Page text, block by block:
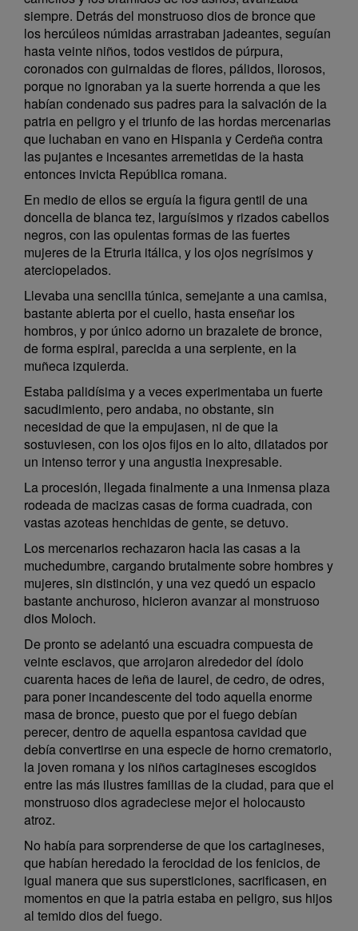
siempre. Detrás del monstruoso dios de bronce que
los hercúleos númidas arrastraban jadeantes, seguían
hasta veinte niños, todos vestidos de púrpura,
coronados con guirnaldas de flores, pálidos, llorosos,
porque no ignoraban ya la suerte horrenda a que les
habían condenado sus padres para la salvación de la
patria en peligro y el triunfo de las hordas mercenarias
que luchaban en vano en Hispania y Cerdeña contra
las pujantes e incesantes arremetidas de la hasta
entonces invicta República romana.
En medio de ellos se erguía la figura gentil de una
doncella de blanca tez, larguísimos y rizados cabellos
negros, con las opulentas formas de las fuertes
mujeres de la Etruria itálica, y los ojos negrísimos y
aterciopelados.
Llevaba una sencilla túnica, semejante a una camisa,
bastante abierta por el cuello, hasta enseñar los
hombros, y por único adorno un brazalete de bronce,
de forma espiral, parecida a una serpiente, en la
muñeca izquierda.
Estaba palidísima y a veces experimentaba un fuerte
sacudimiento, pero andaba, no obstante, sin
necesidad de que la empujasen, ni de que la
sostuviesen, con los ojos fijos en lo alto, dilatados por
un intenso terror y una angustia inexpresable.
La procesión, llegada finalmente a una inmensa plaza
rodeada de macizas casas de forma cuadrada, con
vastas azoteas henchidas de gente, se detuvo.
Los mercenarios rechazaron hacia las casas a la
muchedumbre, cargando brutalmente sobre hombres y
mujeres, sin distinción, y una vez quedó un espacio
bastante anchuroso, hicieron avanzar al monstruoso
dios Moloch.
De pronto se adelantó una escuadra compuesta de
veinte esclavos, que arrojaron alrededor del ídolo
cuarenta haces de leña de laurel, de cedro, de odres,
para poner incandescente del todo aquella enorme
masa de bronce, puesto que por el fuego debían
perecer, dentro de aquella espantosa cavidad que
debía convertirse en una especie de horno crematorio,
la joven romana y los niños cartagineses escogidos
entre las más ilustres familias de la ciudad, para que el
monstruoso dios agradeciese mejor el holocausto
atroz.
No había para sorprenderse de que los cartagineses,
que habían heredado la ferocidad de los fenicios, de
igual manera que sus supersticiones, sacrificasen, en
momentos en que la patria estaba en peligro, sus hijos
al temido dios del fuego.